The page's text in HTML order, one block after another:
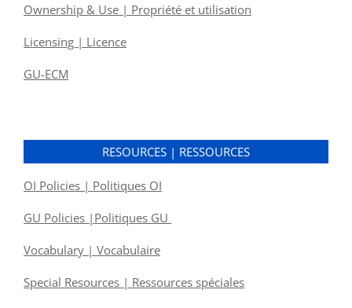
Ownership & Use | Propriété et utilisation
Licensing | Licence
GU-ECM
RESOURCES | RESSOURCES
OI Policies | Politiques OI
GU Policies |Politiques GU
Vocabulary | Vocabulaire
Special Resources | Ressources spéciales